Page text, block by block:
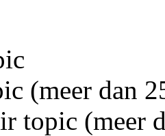
(meer dan
topic (meer